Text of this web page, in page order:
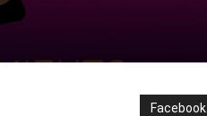
Facebook